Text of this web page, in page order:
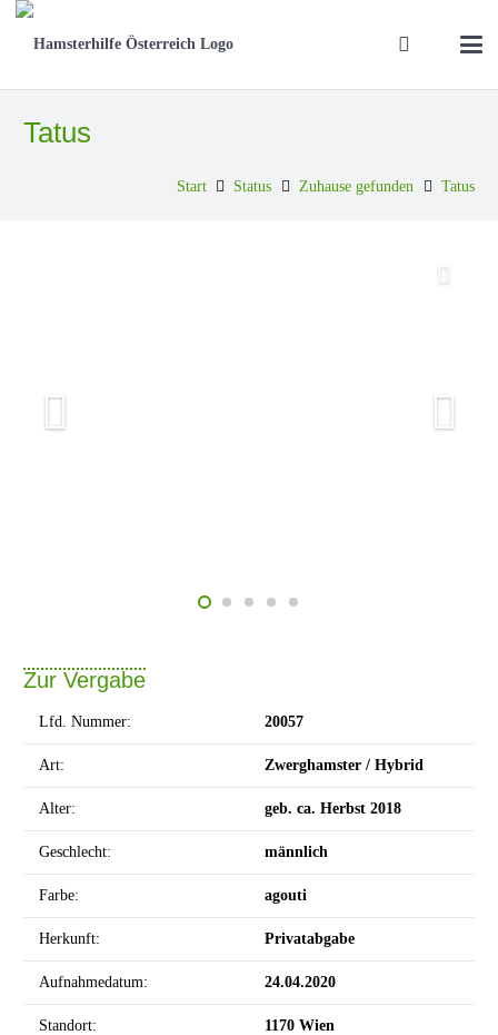
Tatus
Start Status Zuhause gefunden Tatus
Zur Vergabe
Lfd. Nummer: 20057
Art: Zwerghamster / Hybrid
Alter: geb. ca. Herbst 2018
Geschlecht: männlich
Farbe: agouti
Herkunft: Privatabgabe
Aufnahmedatum: 24.04.2020
Standort: 1170 Wien